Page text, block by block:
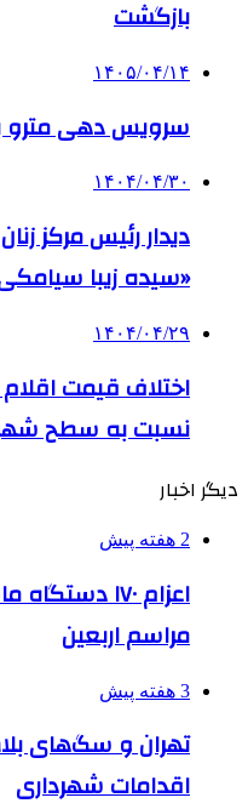
بازگشت
۱۴۰۵/۰۴/۱۴
سرویس دهی مترو
۱۴۰۴/۰۴/۳۰
دیدار رئیس مرکز
«سیده زیبا
۱۴۰۴/۰۴/۲۹
اختلاف قیمت اقلام
نسبت به سطح
دیگر اخبار
2 هفته پیش
اعزام ۱۷۰
مراسم اربعین
3 هفته پیش
تهران و سگ‌های
اقدامات شهرداری